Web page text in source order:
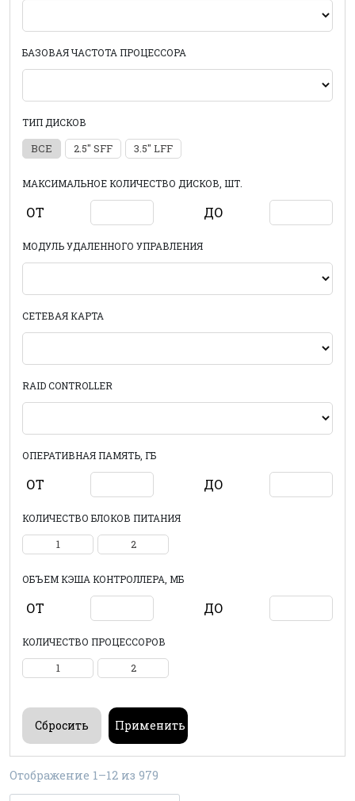
БАЗОВАЯ ЧАСТОТА ПРОЦЕССОРА
ТИП ДИСКОВ
ВСЕ 2.5" SFF 3.5" LFF
МАКСИМАЛЬНОЕ КОЛИЧЕСТВО ДИСКОВ, ШТ.
ОТ ДО
МОДУЛЬ УДАЛЕННОГО УПРАВЛЕНИЯ
СЕТЕВАЯ КАРТА
RAID CONTROLLER
ОПЕРАТИВНАЯ ПАМЯТЬ, ГБ
ОТ ДО
КОЛИЧЕСТВО БЛОКОВ ПИТАНИЯ
1 2
ОБЪЕМ КЭША КОНТРОЛЛЕРА, МБ
ОТ ДО
КОЛИЧЕСТВО ПРОЦЕССОРОВ
1 2
Отображение 1–12 из 979